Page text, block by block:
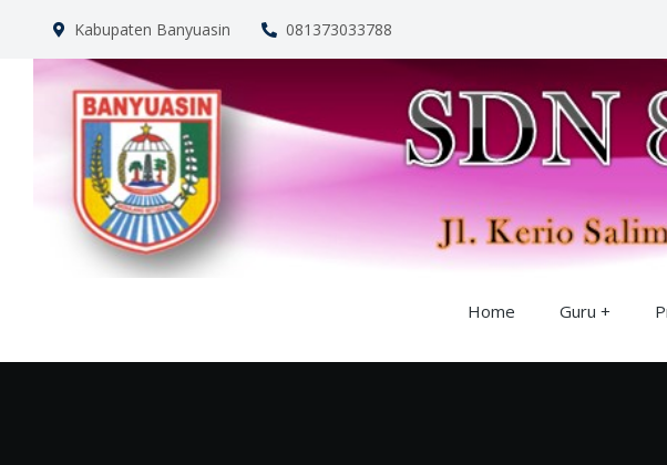
Kabupaten Banyuasin 081373033788
Home Guru